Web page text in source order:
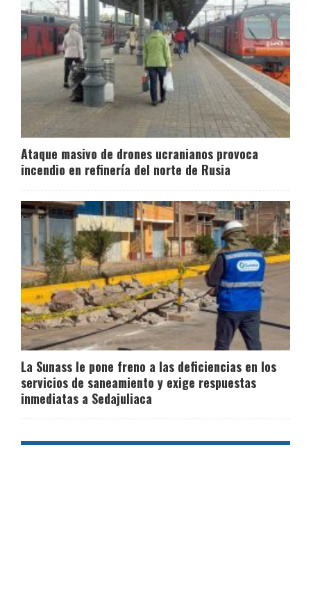
Ataque masivo de drones ucranianos provoca
incendio en refinería del norte de Rusia
La Sunass le pone freno a las deficiencias en los
servicios de saneamiento y exige respuestas
inmediatas a Sedajuliaca